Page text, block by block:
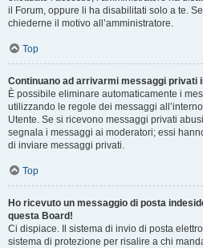
il Forum, oppure li ha disabilitati solo a te.
chiederne il motivo all’amministratore.
Top
Continuano ad arrivarmi messaggi privati
È possibile eliminare automaticamente i
utilizzando le regole dei messaggi
Utente. Se si ricevono messaggi privati
segnala i messaggi ai moderatori; essi
di inviare messaggi privati​​.
Top
Ho ricevuto un messaggio di posta
questa Board!
Ci dispiace. Il sistema di invio di posta
sistema di protezione per risalire a chi